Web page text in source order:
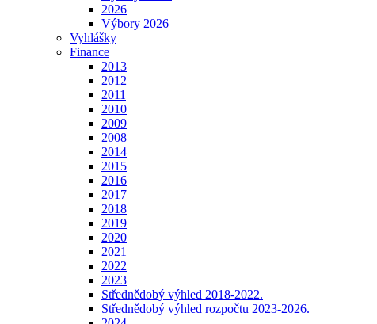
2026
Výbory 2026
Vyhlášky
Finance
2013
2012
2011
2010
2009
2008
2014
2015
2016
2017
2018
2019
2020
2021
2022
2023
Střednědobý výhled 2018-2022.
Střednědobý výhled rozpočtu 2023-2026.